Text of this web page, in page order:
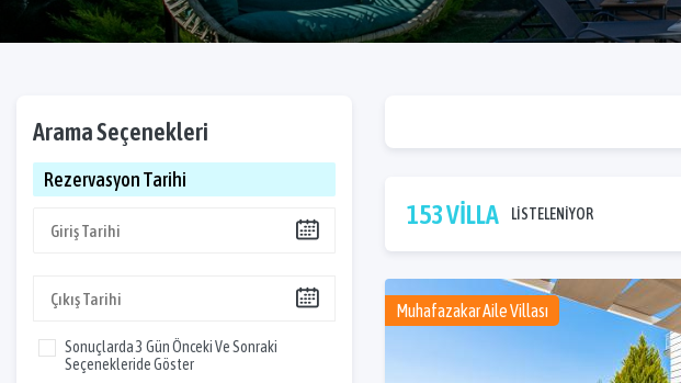
Arama Seçenekleri
Rezervasyon Tarihi
Sonuçlarda 3 Gün Önceki Ve Sonraki
Seçenekleride Göster
153 VİLLA LİSTELENİYOR
Muhafazakar Aile Villası